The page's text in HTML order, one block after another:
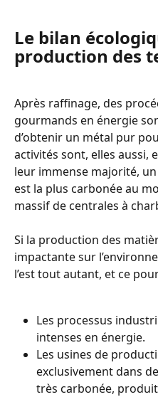
Le bilan
production des
Après raffinage, des
gourmands en énergie
d’obtenir un métal pur
activités sont, elles aussi,
leur immense majorité,
est la plus carbonée au
massif de centrales à
Si la production des
impactante sur
l’est tout autant, et ce
Les processus
intenses en énergie.
Les usines de
exclusivement dans
très carbonée,